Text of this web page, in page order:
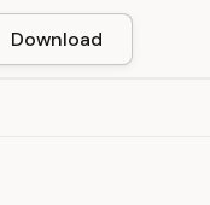
Download